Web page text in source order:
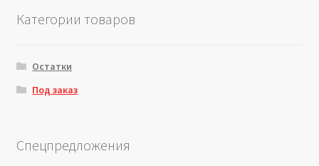
Категории товаров
Остатки
Под заказ
Спецпредложения